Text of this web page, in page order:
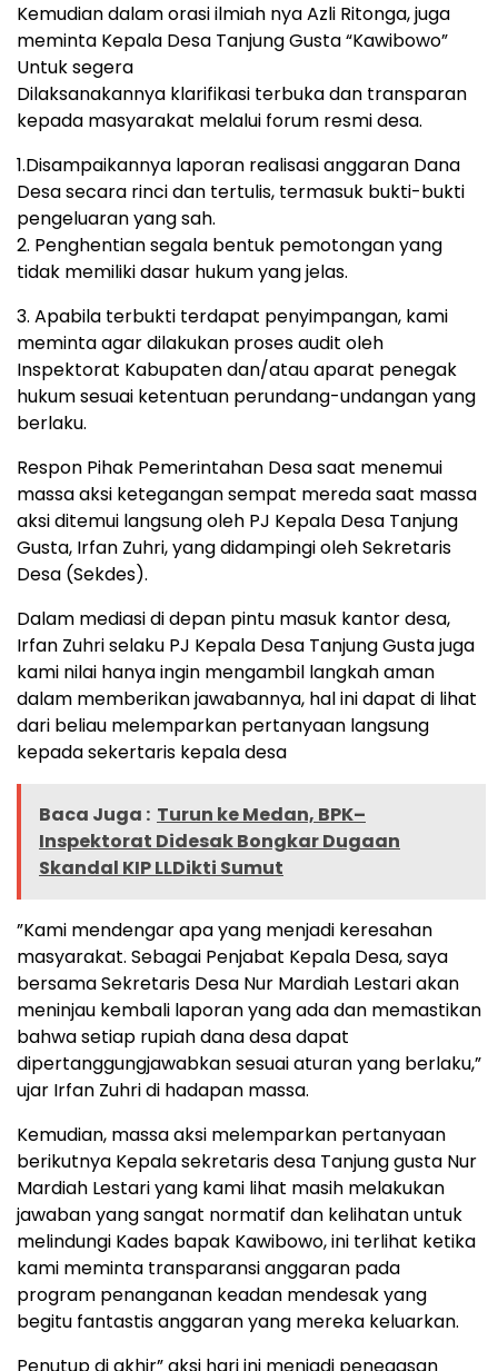
Kemudian dalam orasi ilmiah nya Azli Ritonga, juga
meminta Kepala Desa Tanjung Gusta “Kawibowo”
Untuk segera
Dilaksanakannya klarifikasi terbuka dan transparan
kepada masyarakat melalui forum resmi desa.
1.Disampaikannya laporan realisasi anggaran Dana
Desa secara rinci dan tertulis, termasuk bukti-bukti
pengeluaran yang sah.
2. Penghentian segala bentuk pemotongan yang
tidak memiliki dasar hukum yang jelas.
3. Apabila terbukti terdapat penyimpangan, kami
meminta agar dilakukan proses audit oleh
Inspektorat Kabupaten dan/atau aparat penegak
hukum sesuai ketentuan perundang-undangan yang
berlaku.
Respon Pihak Pemerintahan Desa saat menemui
massa aksi ketegangan sempat mereda saat massa
aksi ditemui langsung oleh PJ Kepala Desa Tanjung
Gusta, Irfan Zuhri, yang didampingi oleh Sekretaris
Desa (Sekdes).
Dalam mediasi di depan pintu masuk kantor desa,
Irfan Zuhri selaku PJ Kepala Desa Tanjung Gusta juga
kami nilai hanya ingin mengambil langkah aman
dalam memberikan jawabannya, hal ini dapat di lihat
dari beliau melemparkan pertanyaan langsung
kepada sekertaris kepala desa
Baca Juga : Turun ke Medan, BPK–
Inspektorat Didesak Bongkar Dugaan
Skandal KIP LLDikti Sumut
”Kami mendengar apa yang menjadi keresahan
masyarakat. Sebagai Penjabat Kepala Desa, saya
bersama Sekretaris Desa Nur Mardiah Lestari akan
meninjau kembali laporan yang ada dan memastikan
bahwa setiap rupiah dana desa dapat
dipertanggungjawabkan sesuai aturan yang berlaku,”
ujar Irfan Zuhri di hadapan massa.
Kemudian, massa aksi melemparkan pertanyaan
berikutnya Kepala sekretaris desa Tanjung gusta Nur
Mardiah Lestari yang kami lihat masih melakukan
jawaban yang sangat normatif dan kelihatan untuk
melindungi Kades bapak Kawibowo, ini terlihat ketika
kami meminta transparansi anggaran pada
program penanganan keadan mendesak yang
begitu fantastis anggaran yang mereka keluarkan.